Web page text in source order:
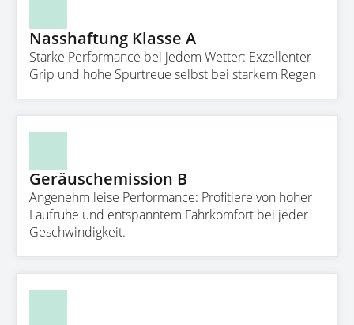
Nasshaftung Klasse A
Starke Performance bei jedem Wetter: Exzellenter
Grip und hohe Spurtreue selbst bei starkem Regen
Geräuschemission B
Angenehm leise Performance: Profitiere von hoher
Laufruhe und entspanntem Fahrkomfort bei jeder
Geschwindigkeit.